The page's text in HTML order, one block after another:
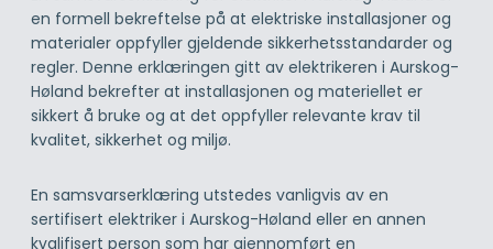
en formell bekreftelse på at elektriske installasjoner og
materialer oppfyller gjeldende sikkerhetsstandarder og
regler. Denne erklæringen gitt av elektrikeren i Aurskog-
Høland bekrefter at installasjonen og materiellet er
sikkert å bruke og at det oppfyller relevante krav til
kvalitet, sikkerhet og miljø.
En samsvarserklæring utstedes vanligvis av en
sertifisert elektriker i Aurskog-Høland eller en annen
kvalifisert person som har gjennomført en